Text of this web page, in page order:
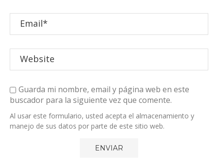
Guarda mi nombre, email y página web en este
buscador para la siguiente vez que comente.
Al usar este formulario, usted acepta el almacenamiento y
manejo de sus datos por parte de este sitio web.